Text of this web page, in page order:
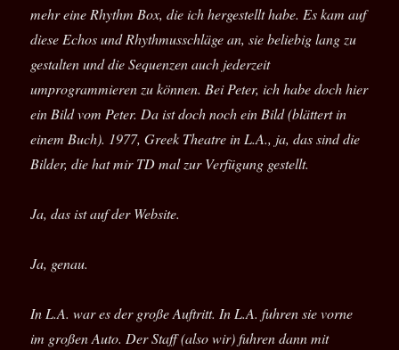
mehr eine Rhythm Box, die ich hergestellt habe. Es kam auf
diese Echos und Rhythmusschläge an, sie beliebig lang zu
gestalten und die Sequenzen auch jederzeit
umprogrammieren zu können. Bei Peter, ich habe doch hier
ein Bild vom Peter. Da ist doch noch ein Bild (blättert in
einem Buch). 1977, Greek Theatre in L.A., ja, das sind die
Bilder, die hat mir TD mal zur Verfügung gestellt.
Ja, das ist auf der Website.
Ja, genau.
In L.A. war es der große Auftritt. In L.A. fuhren sie vorne
im großen Auto. Der Staff (also wir) fuhren dann mit